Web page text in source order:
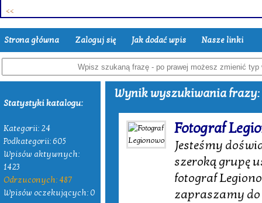
Strona główna Zaloguj się Jak dodać wpis Nasze linki
Statystyki katalogu:
Kategorii: 24
Podkategorii: 605
Wpisów aktywnych:
1423
Odrzuconych: 487
Wpisów oczekujących: 0
Wynik wyszukiwania frazy:
Fotograf
Jesteśmy
szeroką grupę
fotograf
zapraszamy do